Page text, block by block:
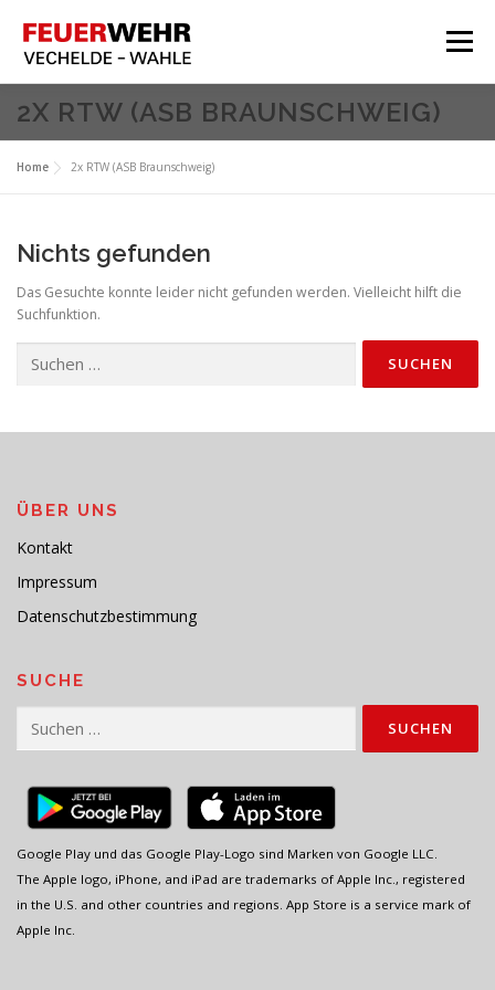
Inhalt
springen
Menü
HOME
Meine Feuerwehr
2X RTW (ASB BRAUNSCHWEIG)
Home 2x RTW (ASB Braunschweig)
Nichts gefunden
Das Gesuchte konnte leider nicht gefunden werden. Vielleicht hilft die
Suchfunktion.
nach:
ÜBER UNS
Kontakt
Impressum
Datenschutzbestimmung
SUCHE
Google Play und das Google Play-Logo sind Marken von Google LLC.
The Apple logo, iPhone, and iPad are trademarks of Apple Inc., registered
in the U.S. and other countries and regions. App Store is a service mark of
Apple Inc.